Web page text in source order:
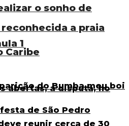
reconhecida a praia
Caribe
o sonho de
1